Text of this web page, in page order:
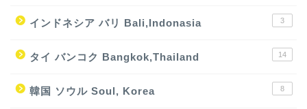
インドネシア バリ Bali,Indonasia 3
タイ バンコク Bangkok,Thailand 14
韓国 ソウル Soul, Korea 8